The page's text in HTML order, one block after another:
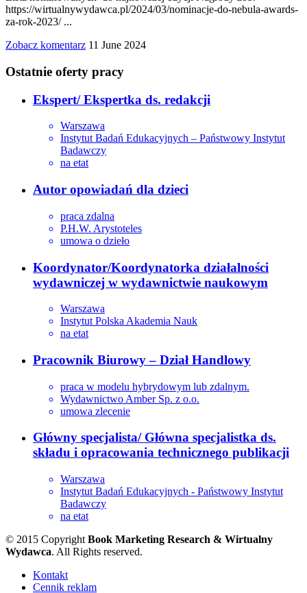
https://wirtualnywydawca.pl/2024/03/nominacje-do-nebula-awards-
za-rok-2023/ ...
Zobacz komentarz 11 June 2024
Ostatnie oferty pracy
Ekspert/ Ekspertka ds. redakcji
Warszawa
Instytut Badań Edukacyjnych – Państwowy Instytut
Badawczy
na etat
Autor opowiadań dla dzieci
praca zdalna
P.H.W. Arystoteles
umowa o dzieło
Koordynator/Koordynatorka działalności
wydawniczej w wydawnictwie naukowym
Warszawa
Instytut Polska Akademia Nauk
na etat
Pracownik Biurowy – Dział Handlowy
praca w modelu hybrydowym lub zdalnym.
Wydawnictwo Amber Sp. z o.o.
umowa zlecenie
Główny specjalista/ Główna specjalistka ds.
składu i opracowania technicznego publikacji
Warszawa
Instytut Badań Edukacyjnych - Państwowy Instytut
Badawczy
na etat
© 2015 Copyright Book Marketing Research & Wirtualny
Wydawca. All Rights reserved.
Kontakt
Cennik reklam